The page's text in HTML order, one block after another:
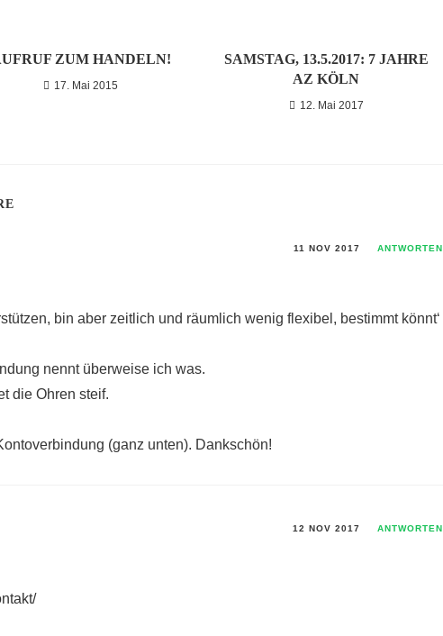
ZUM HANDELN!
17. Mai 2015
SAMSTAG, 13.5.2017: 7 JAHRE
AZ KÖLN
12. Mai 2017
11 NOV 2017 ANTWORTEN
bin aber zeitlich und räumlich wenig flexibel, bestimmt könnt‘
nennt überweise ich was.
die Ohren steif.
(ganz unten). Dankschön!
12 NOV 2017 ANTWORTEN